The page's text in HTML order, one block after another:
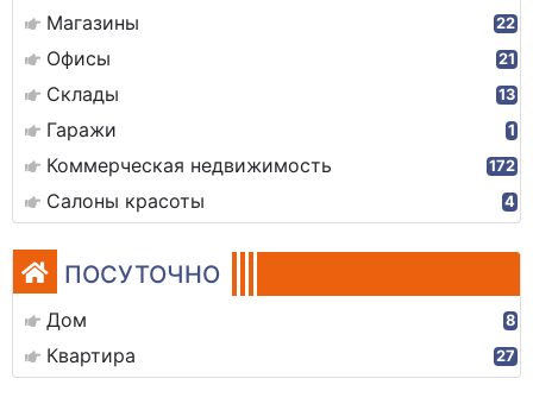
Магазины 22
Офисы 21
Склады 13
Гаражи 1
Коммерческая недвижимость 172
Салоны красоты 4
ПОСУТОЧНО
Дом 8
Квартира 27